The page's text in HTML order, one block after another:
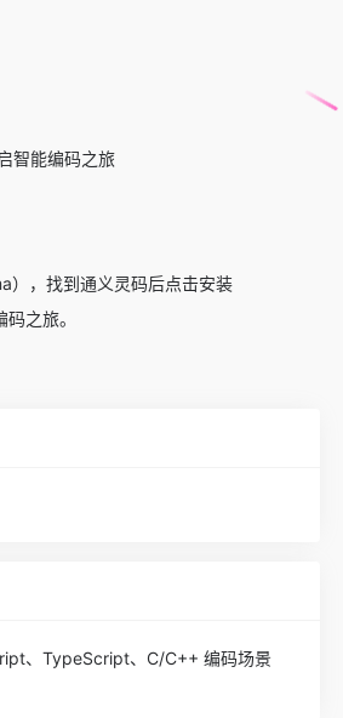
智能编码之旅
），找到通义灵码后点击安装
之旅。
、TypeScript、C/C++ 编码场景